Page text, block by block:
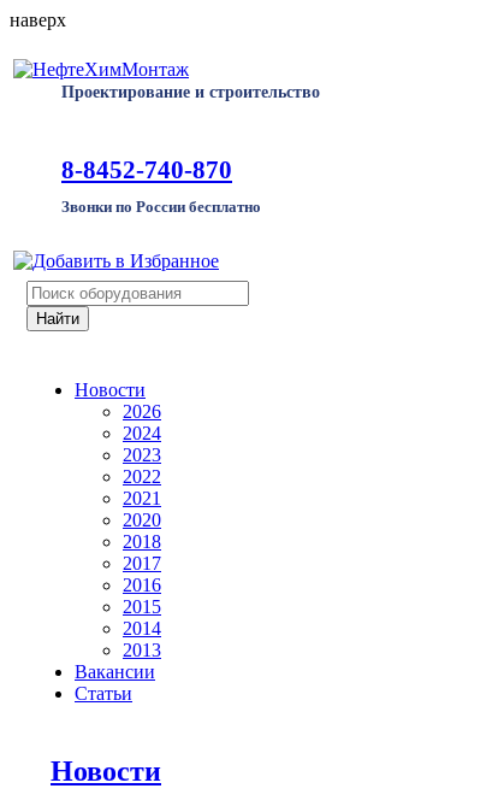
наверх
Проектирование и строительство
8-8452-740-870
Звонки по России бесплатно
Новости
2026
2024
2023
2022
2021
2020
2018
2017
2016
2015
2014
2013
Вакансии
Статьи
Новости